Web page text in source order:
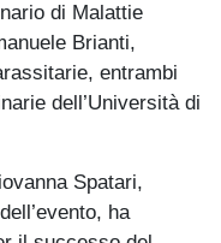
di Malattie
Brianti,
entrambi
dell’Università di
Spatari,
ha